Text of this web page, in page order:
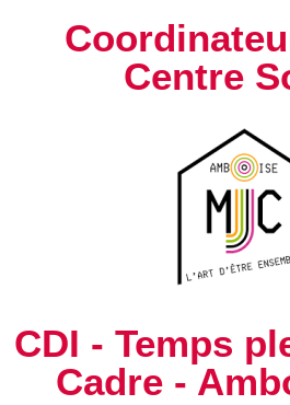
Centre
CDI - Temps
Cadre -